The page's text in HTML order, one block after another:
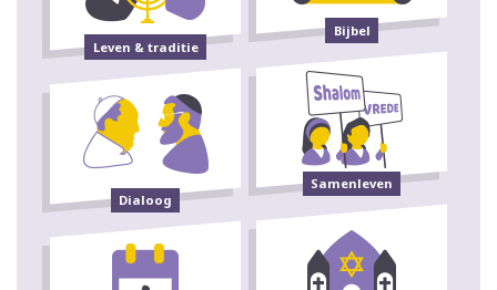
Leven & traditie
Bijbel
Dialoog
Samenleven